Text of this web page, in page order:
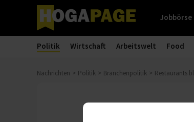
Jobbörse
Politik Wirtschaft Arbeitswelt Food
Nachrichten Politik Branchenpolitik Restaurants